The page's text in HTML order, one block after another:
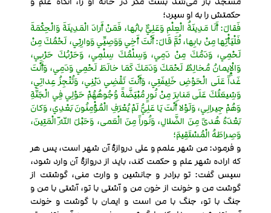
حکمتش را به او سپرد؛
فَقالَ: أَنَا مَدِينَةُ الْعِلْمِ وَعَلِيٌّ بابُها، فَمَنْ أَرادَ الْمَدِينَةَ وَالْحِكْمَةَ
فَلْيَأْتِها مِنْ بابِها، ثُمَّ قالَ: أَنْتَ أَخِي وَوَصِيِّي وَوارِثِي، لَحْمُكَ مِنْ
لَحْمِي، وَدَمُكَ مِنْ دَمِي، وَسِلْمُكَ سِلْمِي، وَحَرْبُكَ حَرْبِي،
وَالْإِيمانُ مُخالِطٌ لَحْمَكَ وَدَمَكَ كَمَا خالَطَ لَحْمِي وَدَمِي، وَأَنْتَ
غَداً عَلَى الْحَوْضِ خَلِيفَتِي، وَأَنْتَ تَقْضِي دَيْنِي، وَتُنْجِزُ عِداتِي،
وَشِيعَتُكَ عَلَى مَنابِرَ مِنْ نُورٍ مُبْيَضَّةً وُجُوهُهُمْ حَوْلِي فِي الْجَنَّةِ
وَهُمْ جِيرانِي، وَلَوْلا أَنْتَ يَا عَلِيُّ لَمْ يُعْرَفِ الْمُؤْمِنُونَ بَعْدِي، وَكانَ
بَعْدَهُ هُدىً مِنَ الضَّلالِ، وَنُوراً مِنَ الْعَمى، وَحَبْلَ اللّهِ الْمَتِينَ،
وَصِراطَهُ الْمُسْتَقِيمَ؛
و فرمود: من شهر علمم و علی دروازۀ آن شهر است، پس هر
که اراده شهر علم و حکمت کند، باید از دروازۀ آن وارد شود،
سپس گفت: تو برادر و جانشین و وارث منی، گوشتت از
گوشت من و خونت از خون من و آشتی با تو، آشتی با من و
جنگ با تو، جنگ با من است و ایمان با گوشت و خونت